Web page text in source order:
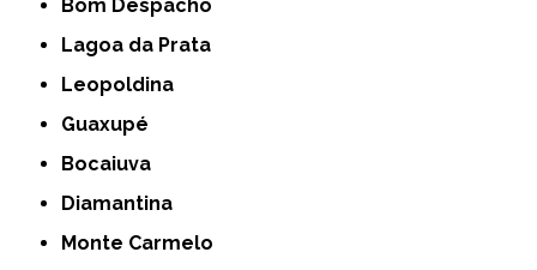
Bom Despacho
Lagoa da Prata
Leopoldina
Guaxupé
Bocaiuva
Diamantina
Monte Carmelo